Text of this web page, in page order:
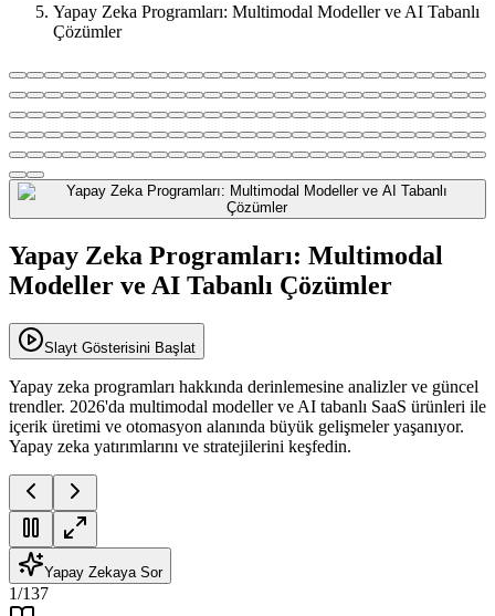
Yapay Zeka Programları: Multimodal Modeller ve AI Tabanlı
Çözümler
Yapay Zeka Programları: Multimodal
Modeller ve AI Tabanlı Çözümler
Slayt Gösterisini Başlat
Yapay zeka programları hakkında derinlemesine analizler ve güncel
trendler. 2026'da multimodal modeller ve AI tabanlı SaaS ürünleri ile
içerik üretimi ve otomasyon alanında büyük gelişmeler yaşanıyor.
Yapay zeka yatırımlarını ve stratejilerini keşfedin.
Yapay Zekaya Sor
1/137